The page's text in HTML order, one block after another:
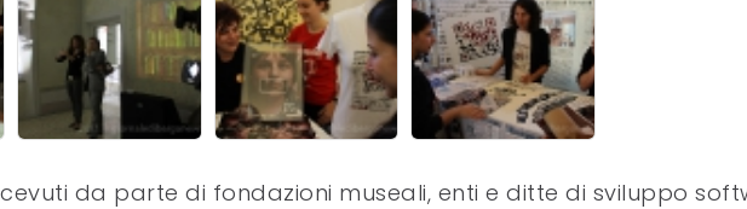
da parte di fondazioni museali, enti e ditte di sviluppo